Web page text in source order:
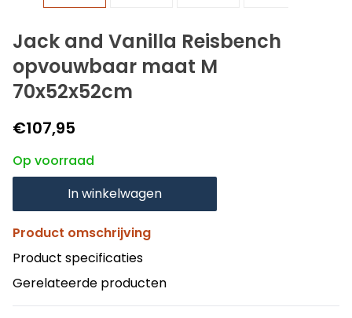
Jack and Vanilla Reisbench
opvouwbaar maat M
70x52x52cm
€107,95
Op voorraad
In winkelwagen
Product omschrijving
Product specificaties
Gerelateerde producten